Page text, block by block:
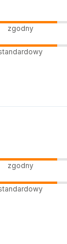
zgodny
zgodny